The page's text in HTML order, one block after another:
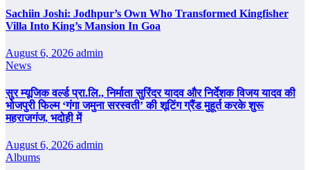
Sachiin Joshi: Jodhpur’s Own Who Transformed Kingfisher
Villa Into King’s Mansion In Goa
August 6, 2026 admin
News
सुर म्यूजिक वर्ल्ड प्रा.लि., निर्माता सुरिंदर यादव और निर्देशक विजय यादव की
भोजपुरी फिल्म ‘गंगा जमुना सरस्वती’ की शूटिंग ग्रैंड मुहूर्त करके शुरू
महराजगंज, भदोही में
August 6, 2026 admin
Albums